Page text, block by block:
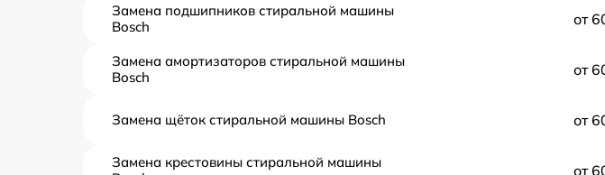
Замена подшипников стиральной машины
Bosch
от
Замена амортизаторов стиральной машины
Bosch
от
Замена щёток стиральной машины Bosch от
Замена крестовины стиральной машины
от